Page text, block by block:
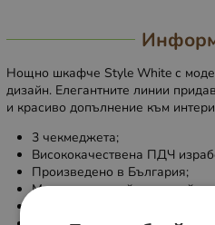
Нощно шкафче Style White с
дизайн. Елегантните линии
и красиво допълнение към
3 чекмеджета;
Висококачествена ПДЧ
Произведено в България;
Модерен и устойчив дизайн;